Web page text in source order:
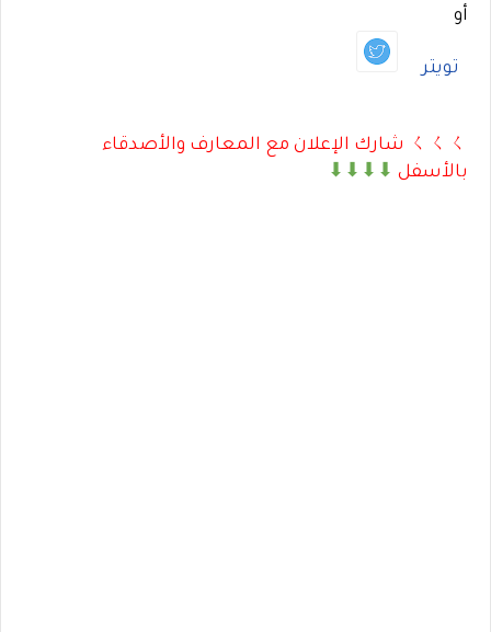
أو
تويتر
ㄑㄑㄑ شارك الإعلان مع المعارف والأصدقاء
بالأسفل ⬇⬇⬇⬇